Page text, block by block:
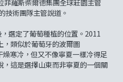
術團隊主管說道。
選定了葡萄種植的位置。2011
類似於葡萄牙的波爾圖
寒冷，但又不像寧夏一樣冷得足
這是選擇山東而非寧夏的一個關